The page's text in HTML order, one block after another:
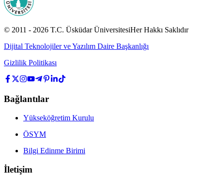
© 2011 - 2026 T.C. Üsküdar ÜniversitesiHer Hakkı Saklıdır
Dijital Teknolojiler ve Yazılım Daire Başkanlığı
Gizlilik Politikası
Bağlantılar
Yükseköğretim Kurulu
ÖSYM
Bilgi Edinme Birimi
İletişim